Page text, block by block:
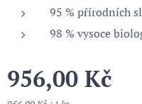
95 % přírodních
98 % vysoce
956,00 Kč